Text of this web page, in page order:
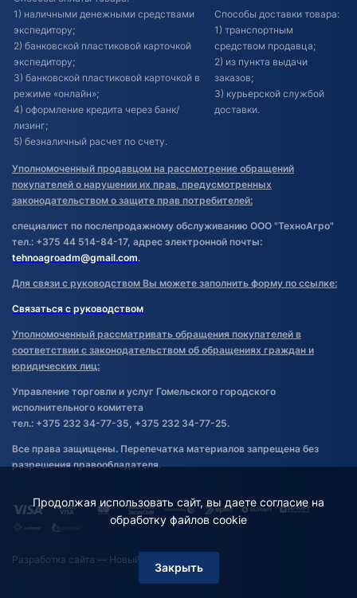
1) наличными денежными средствами
экспедитору;
2) банковской пластиковой карточкой
экспедитору;
3) банковской пластиковой карточкой в
режиме «онлайн»;
4) оформление кредита через банк/
лизинг;
5) безналичный расчет по счету.
Способы доставки товара:
1) транспортным
средством продавца;
2) из пункта выдачи
заказов;
3) курьерской службой
доставки.
Уполномоченный продавцом на рассмотрение обращений
покупателей о нарушении их прав, предусмотренных
законодательством о защите прав потребителей:
специалист по послепродажному обслуживанию ООО "ТехноАгро"
тел.: +375 44 514-84-17, адрес электронной почты:
tehnoagroadm@gmail.com.
Для связи с руководством Вы можете заполнить форму по ссылке:
Связаться с руководством
Уполномоченный рассматривать обращения покупателей в
соответствии с законодательством об обращениях граждан и
юридических лиц:
Управление торговли и услуг Гомельского городского
исполнительного комитета
тел.: +375 232 34-77-35, +375 232 34-77-25.
Все права защищены. Перепечатка материалов запрещена без
разрешения правообладателя.
Разработка сайта — Новый Сайт
Продолжая использовать сайт, вы даете согласие на
обработку файлов cookie
Закрыть